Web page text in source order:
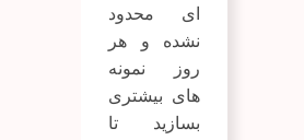
ای محدود
نشده و هر
روز نمونه
های بیشتری
بسازید تا